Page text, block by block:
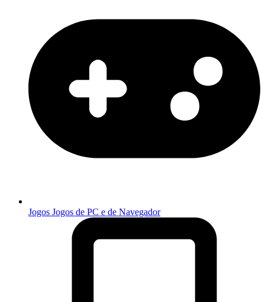
Jogos Jogos de PC e de Navegador